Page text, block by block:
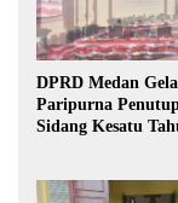
DPRD Medan
Paripurna
Sidang Kesatu